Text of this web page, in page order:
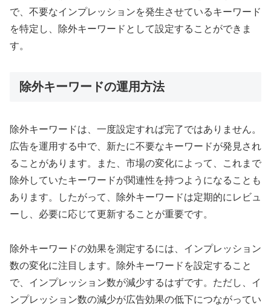
で、不要なインプレッションを発生させているキーワード
を特定し、除外キーワードとして設定することができま
す。
除外キーワードの運用方法
除外キーワードは、一度設定すれば完了ではありません。
広告を運用する中で、新たに不要なキーワードが発見され
ることがあります。また、市場の変化によって、これまで
除外していたキーワードが関連性を持つようになることも
あります。したがって、除外キーワードは定期的にレビュ
ーし、必要に応じて更新することが重要です。
除外キーワードの効果を測定するには、インプレッション
数の変化に注目します。除外キーワードを設定すること
で、インプレッション数が減少するはずです。ただし、イ
ンプレッション数の減少が広告効果の低下につながってい